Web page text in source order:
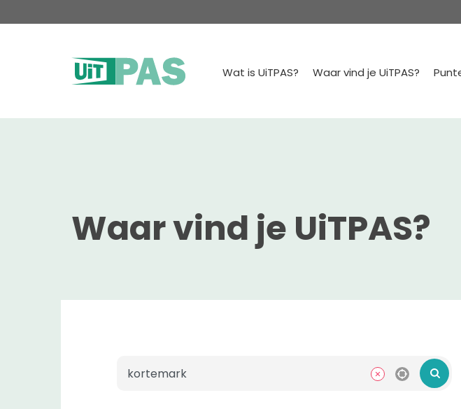
Wat is UiTPAS? Waar vind je UiTPAS?
Waar vind je UiTPAS?